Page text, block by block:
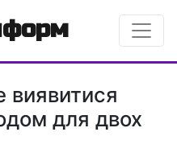
для двох